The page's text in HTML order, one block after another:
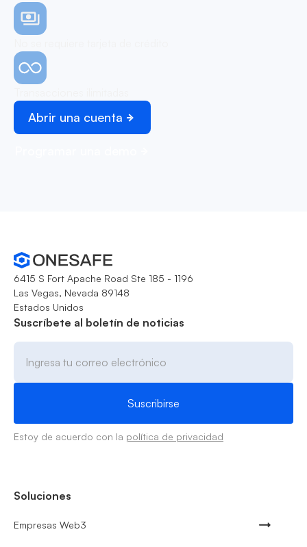
Abrir una cuenta
6415 S Fort Apache Road Ste 185 - 1196
Las Vegas, Nevada 89148
Estados Unidos
Suscríbete al boletín de noticias
Estoy de acuerdo con la política de privacidad
Soluciones
Empresas Web3